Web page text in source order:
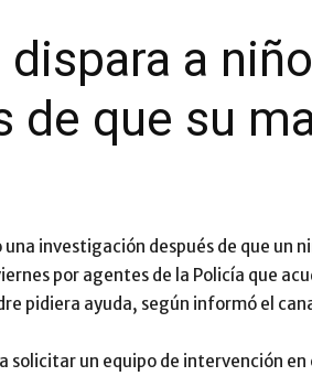
dispara a
de que su
investigación después de que un
por agentes de la Policía que
pidiera ayuda, según informó el
solicitar un equipo de intervención en